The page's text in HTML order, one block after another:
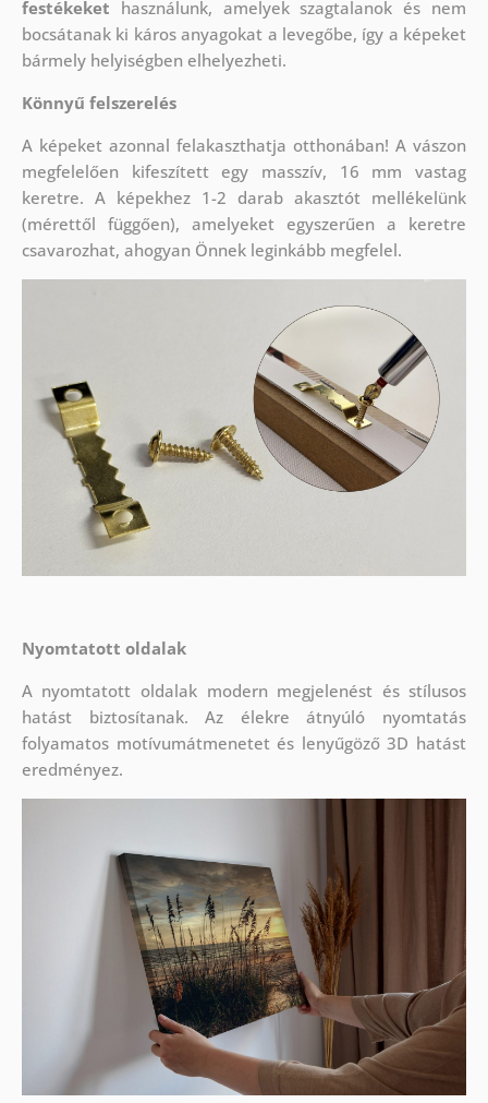
festékeket használunk, amelyek szagtalanok és nem
bocsátanak ki káros anyagokat a levegőbe, így a képeket
bármely helyiségben elhelyezheti.
Könnyű felszerelés
A képeket azonnal felakaszthatja otthonában! A vászon
megfelelően kifeszített egy masszív, 16 mm vastag
keretre. A képekhez 1-2 darab akasztót mellékelünk
(mérettől függően), amelyeket egyszerűen a keretre
csavarozhat, ahogyan Önnek leginkább megfelel.
Nyomtatott oldalak
A nyomtatott oldalak modern megjelenést és stílusos
hatást biztosítanak. Az élekre átnyúló nyomtatás
folyamatos motívumátmenetet és lenyűgöző 3D hatást
eredményez.